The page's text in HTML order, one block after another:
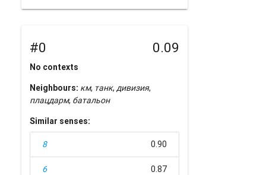
#0 0.09
No contexts
Neighbours: км, танк,дивизия,
плацдарм, батальон
Similar senses:
8 0.90
6 0.87